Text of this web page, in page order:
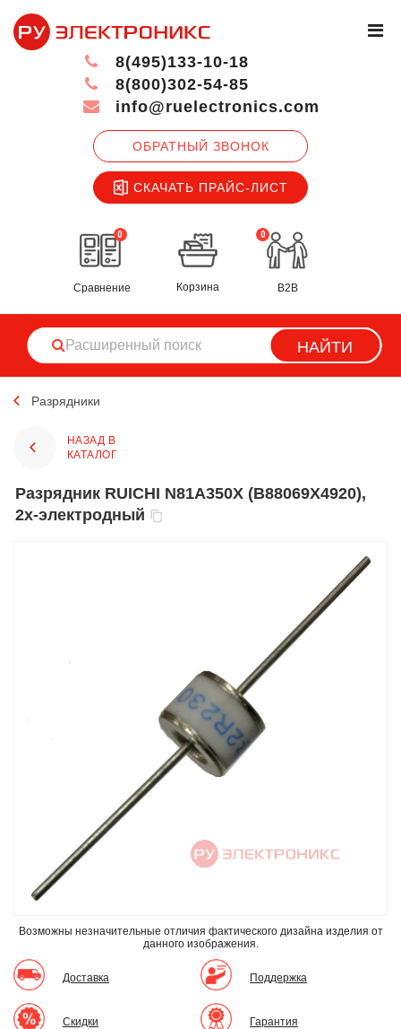
ОБРАТНЫЙ ЗВОНОК
СКАЧАТЬ ПРАЙС-ЛИСТ
8(495)133-10-18
8(800)302-54-85
info@ruelectronics.com
0
Сравнение
0
Корзина B2B
НАЙТИ
Разрядники
НАЗАД В
КАТАЛОГ
Разрядник RUICHI N81A350X (B88069X4920),
2x-электродный
Возможны незначительные отличия фактического дизайна изделия от
данного изображения.
Доставка
Скидки
Поддержка
Гарантия